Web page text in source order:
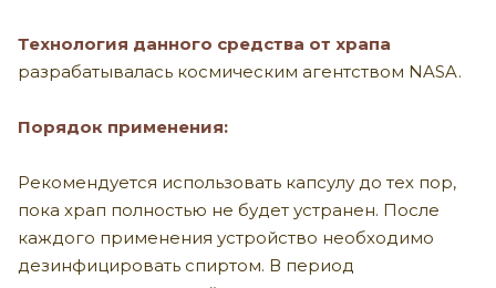
Технология данного средства от храпа
разрабатывалась космическим агентством NASA.
Порядок применения:
Рекомендуется использовать капсулу до тех пор,
пока храп полностью не будет устранен. После
каждого применения устройство необходимо
дезинфицировать спиртом. В период